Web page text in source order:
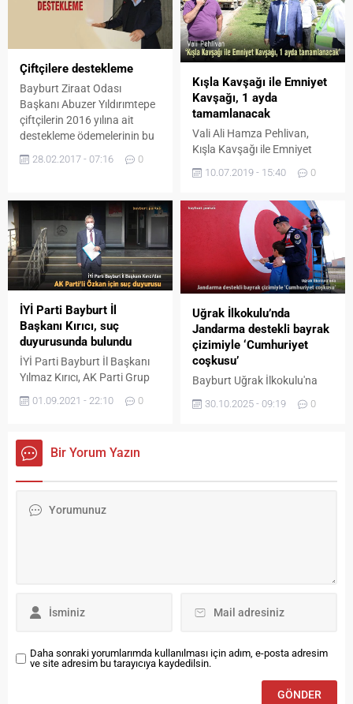
Çiftçilere destekleme
Bayburt Ziraat Odası
Başkanı Abuzer Yıldırımtepe
çiftçilerin 2016 yılına ait
destekleme ödemelerinin bu
başlandığını belirtti.
28.02.2017 - 07:16 0
Kışla Kavşağı ile Emniyet
Kavşağı, 1 ayda
tamamlanacak
Vali Ali Hamza Pehlivan,
Kışla Kavşağı ile Emniyet
Kavşağı arasında
gerçekleştirilen yol yapım
Bayburt Şehir Geçişi projesi
kapsamında gerçekleştirilen
çalışmalar hakkında
Karayolları 106. Şube Şefi
Burak Şara’dan bilgiler alan
Vali Pehlivan alanda
incelemelerde bulundu. Vali
Pehlivan çalışmaların trafik
güvenliğini tehlikeye
atmayacak hassasiyette ve
ilgili kuruluşlarla
koordinasyon içerisinde
yürütülmesini...
10.07.2019 - 15:40 0
İYİ Parti Bayburt İl
Başkanı Kırıcı, suç
duyurusunda bulundu
İYİ Parti Bayburt İl Başkanı
Yılmaz Kırıcı, AK Parti Grup
Başkanvekili Cahit Özkan
hakkında suç duyurusunda
Başkanı Yılmaz Kırıcı,
partilerine yönelik “İYİ Parti’yi
Başkanvekili Cahit Özkan
hakkında Bayburt
01.09.2021 - 22:10 0
Uğrak İlkokulu’nda
Jandarma destekli bayrak
çizimiyle ‘Cumhuriyet
coşkusu’
Bayburt Uğrak İlkokulu'na
işbirliğiyle dev Türk Bayrağı
30.10.2025 - 09:19 0
Bir Yorum Yazın
Daha sonraki yorumlarımda kullanılması için adım, e-posta adresim
ve site adresim bu tarayıcıya kaydedilsin.